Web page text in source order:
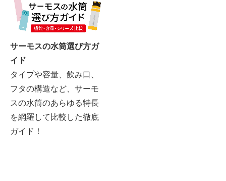
サーモスの水筒選び方ガ
イド
タイプや容量、飲み口、
フタの構造など、サーモ
スの水筒のあらゆる特長
を網羅して比較した徹底
ガイド！